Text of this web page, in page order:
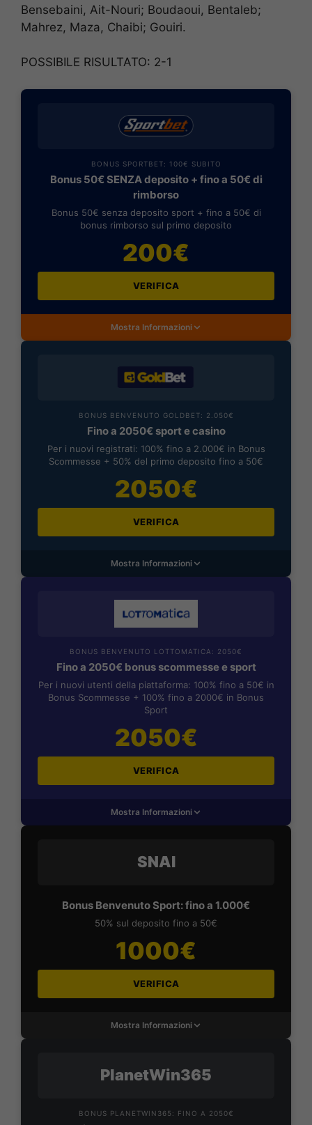
Bensebaini, Ait-Nouri; Boudaoui, Bentaleb;
Mahrez, Maza, Chaibi; Gouiri.
POSSIBILE RISULTATO: 2-1
BONUS SPORTBET: 100€ SUBITO
Bonus 50€ SENZA deposito + fino a 50€ di
rimborso
Bonus 50€ senza deposito sport + fino a 50€ di
bonus rimborso sul primo deposito
200€
VERIFICA
Mostra Informazioni
BONUS BENVENUTO GOLDBET: 2.050€
Fino a 2050€ sport e casino
Per i nuovi registrati: 100% fino a 2.000€ in Bonus
Scommesse + 50% del primo deposito fino a 50€
2050€
VERIFICA
Mostra Informazioni
BONUS BENVENUTO LOTTOMATICA: 2050€
Fino a 2050€ bonus scommesse e sport
Per i nuovi utenti della piattaforma: 100% fino a 50€ in
Bonus Scommesse + 100% fino a 2000€ in Bonus
Sport
2050€
VERIFICA
Mostra Informazioni
SNAI
Bonus Benvenuto Sport: fino a 1.000€
50% sul deposito fino a 50€
1000€
VERIFICA
Mostra Informazioni
PlanetWin365
BONUS PLANETWIN365: FINO A 2050€